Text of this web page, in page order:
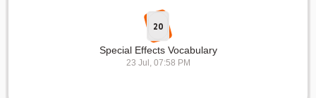
20
Special Effects Vocabulary
23 Jul, 07:58 PM